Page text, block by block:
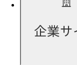
企業サ